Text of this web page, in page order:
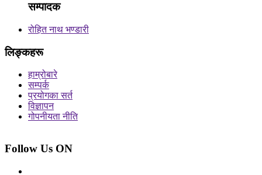
सम्पादक
रोहित नाथ भण्डारी
लिङ्कहरू
हाम्रोबारे
सम्पर्क
प्रयोगका सर्त
विज्ञापन
गोपनीयता नीति
Follow Us ON